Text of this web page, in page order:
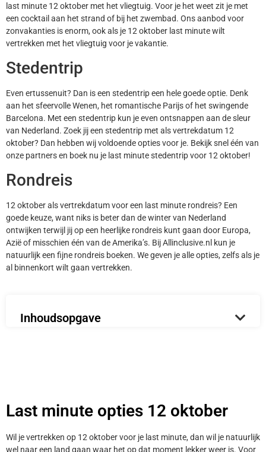
last minute 12 oktober met het vliegtuig. Voor je het weet zit je met
een cocktail aan het strand of bij het zwembad. Ons aanbod voor
zonvakanties is enorm, ook als je 12 oktober last minute wilt
vertrekken met het vliegtuig voor je vakantie.
Stedentrip
Even ertussenuit? Dan is een stedentrip een hele goede optie. Denk
aan het sfeervolle Wenen, het romantische Parijs of het swingende
Barcelona. Met een stedentrip kun je even ontsnappen aan de sleur
van Nederland. Zoek jij een stedentrip met als vertrekdatum 12
oktober? Dan hebben wij voldoende opties voor je. Bekijk snel één van
onze partners en boek nu je last minute stedentrip voor 12 oktober!
Rondreis
12 oktober als vertrekdatum voor een last minute rondreis? Een
goede keuze, want niks is beter dan de winter van Nederland
ontwijken terwijl jij op een heerlijke rondreis kunt gaan door Europa,
Azië of misschien één van de Amerika’s. Bij Allinclusive.nl kun je
natuurlijk een fijne rondreis boeken. We geven je alle opties, zelfs als je
al binnenkort wilt gaan vertrekken.
Inhoudsopgave
Last minute opties 12 oktober
Wil je vertrekken op 12 oktober voor je last minute, dan wil je natuurlijk
wel naar een land gaan waar het op dat moment lekker weer is. Voor